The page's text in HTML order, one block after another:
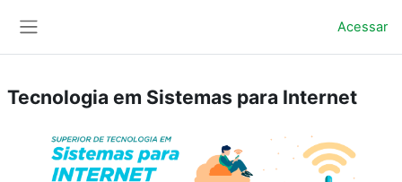
Acessar
Tecnologia em Sistemas para Internet